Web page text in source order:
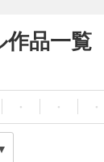
品一覧
・ ・ ・